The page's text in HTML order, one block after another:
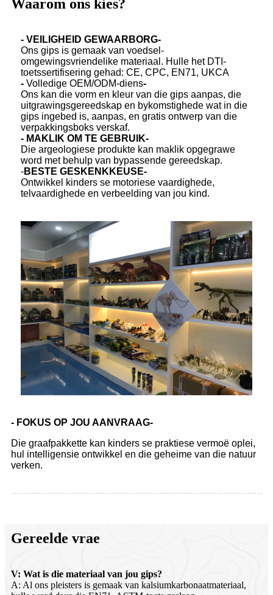
Waarom ons kies?
- VEILIGHEID GEWAARBORG-
Ons gips is gemaak van voedsel-
omgewingsvriendelike materiaal. Hulle het DTI-
toetssertifisering gehad: CE, CPC, EN71, UKCA
- Volledige OEM/ODM-diens-
Ons kan die vorm en kleur van die gips aanpas, die
uitgrawingsgereedskap en bykomstighede wat in die
gips ingebed is, aanpas, en gratis ontwerp van die
verpakkingsboks verskaf.
- MAKLIK OM TE GEBRUIK-
Die argeologiese produkte kan maklik opgegrawe
word met behulp van bypassende gereedskap.
-BESTE GESKENKKEUSE-
Ontwikkel kinders se motoriese vaardighede,
telvaardighede en verbeelding van jou kind.
- FOKUS OP JOU AANVRAAG-
Die graafpakkette kan kinders se praktiese vermoë oplei,
hul intelligensie ontwikkel en die geheime van die natuur
verken.
Gereelde vrae
V: Wat is die materiaal van jou gips?
A: Al ons pleisters is gemaak van kalsiumkarbonaatmateriaal,